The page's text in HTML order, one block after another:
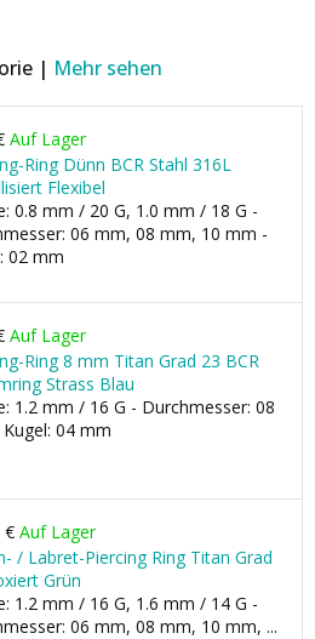
| Mehr sehen
Auf Lager
Ring Dünn BCR Stahl 316L
Flexibel
0.8 mm / 20 G, 1.0 mm / 18 G -
06 mm, 08 mm, 10 mm -
02 mm
Auf Lager
Ring 8 mm Titan Grad 23 BCR
Strass Blau
1.2 mm / 16 G - Durchmesser: 08
04 mm
€ Auf Lager
/ Labret-Piercing Ring Titan Grad
Grün
1.2 mm / 16 G, 1.6 mm / 14 G -
06 mm, 08 mm, 10 mm, ...